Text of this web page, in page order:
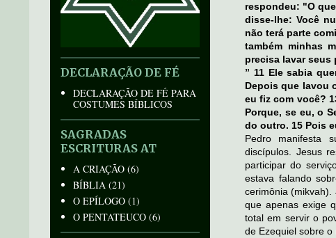
respondeu: "O
disse-lhe: Você
não terá parte
também minhas
precisa lavar seus
” 11 Ele sabia
Depois que lavou
eu fiz com você?
Porque, se eu, o
do outro. 15 Pois
Pedro manifesta
discípulos. Jesus
participar do
estava falando
cerimônia
que apenas exige
total em servir o
de Ezequiel sobre o
DECLARAÇÃO DE FÉ
DECLARAÇÃO DE FÉ PARA
COSTUMES BÍBLICOS
SAGRADAS
ESCRITURAS AT
A CRIAÇÃO (6)
BÍBLIA (21)
O EPÍLOGO (1)
O PENTATEUCO (6)